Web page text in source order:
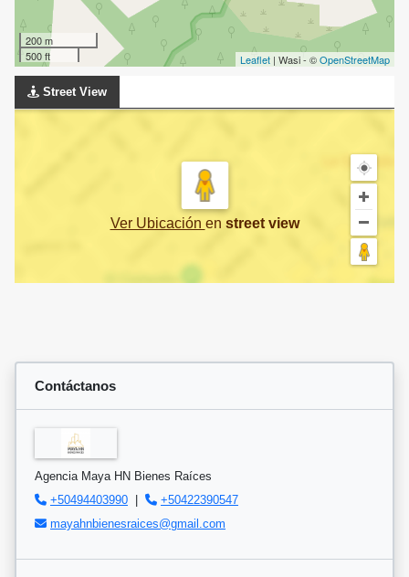
200 m
500 ft
Leaflet | Wasi - ©OpenStreetMap
Street View
Ver Ubicación en street view
Contáctanos
Agencia Maya HN Bienes Raíces
+50494403990 |
+50422390547
mayahnbienesraices@gmail.com